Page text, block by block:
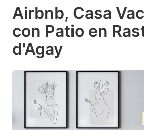
Airbnb, Casa
con Patio en
d'Agay